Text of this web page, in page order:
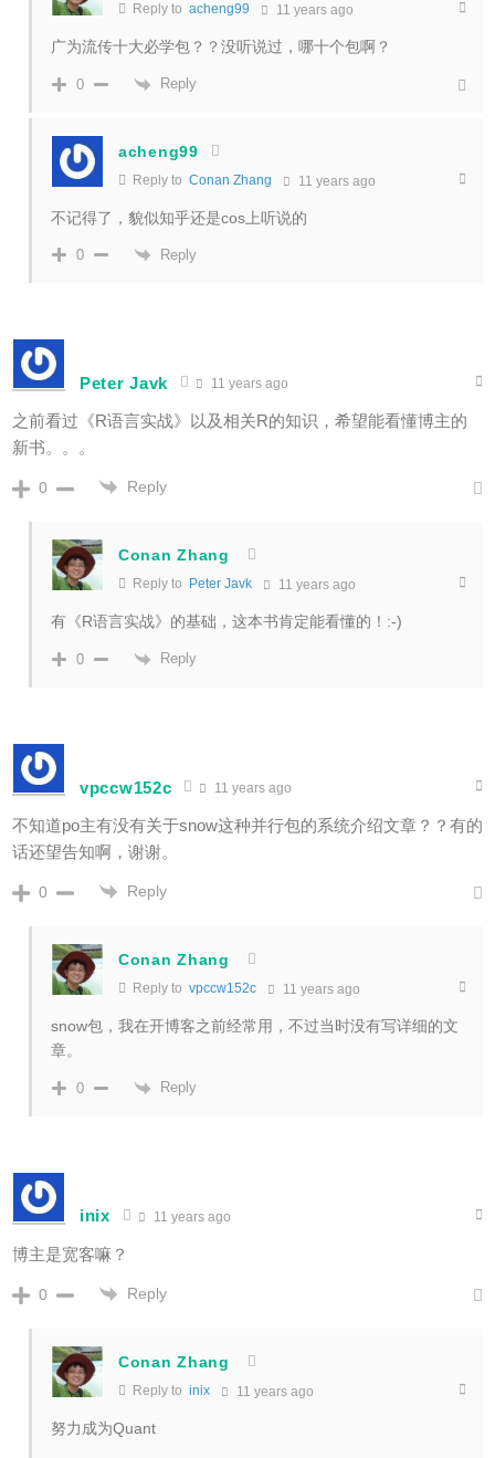
Reply to acheng99 11 years ago
广为流传十大必学包？？没听说过，哪十个包啊？
0 Reply
acheng99
Reply to Conan Zhang 11 years ago
不记得了，貌似知乎还是cos上听说的
0 Reply
Peter Javk 11 years ago
之前看过《R语言实战》以及相关R的知识，希望能看懂博主的
新书。。。
0 Reply
Conan Zhang
Reply to Peter Javk 11 years ago
有《R语言实战》的基础，这本书肯定能看懂的！:-)
0 Reply
vpccw152c 11 years ago
不知道po主有没有关于snow这种并行包的系统介绍文章？？有的
话还望告知啊，谢谢。
0 Reply
Conan Zhang
Reply to vpccw152c 11 years ago
snow包，我在开博客之前经常用，不过当时没有写详细的文
章。
0 Reply
inix 11 years ago
博主是宽客嘛？
0 Reply
Conan Zhang
Reply to inix 11 years ago
努力成为Quant